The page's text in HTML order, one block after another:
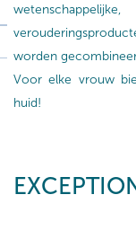
worden
Voor elke vrouw
huid!